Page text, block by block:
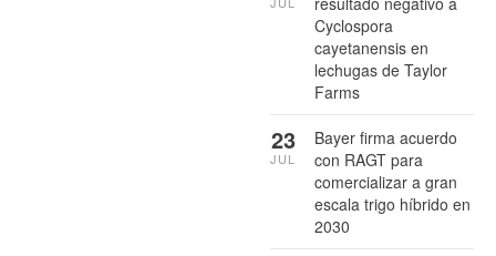
Cyclospora
cayetanensis en
lechugas de Taylor
Farms
Bayer firma acuerdo
con RAGT para
comercializar a gran
escala trigo híbrido en
2030
23
JUL